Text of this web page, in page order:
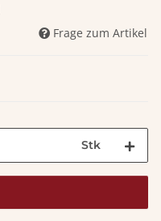
Frage zum Artikel
Stk